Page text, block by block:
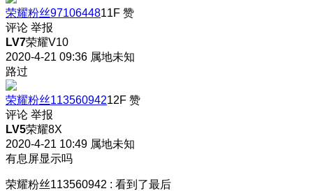
荣耀粉丝9710644811F 赞
评论 举报
LV7荣耀V10
2020-4-21 09:36 属地未知
路过
荣耀粉丝11356094212F 赞
评论 举报
LV5荣耀8X
2020-4-21 10:49 属地未知
有息屏显示吗
荣耀粉丝113560942 : 看到了最后